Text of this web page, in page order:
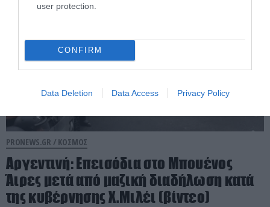
user protection.
CONFIRM
Data Deletion Data Access Privacy Policy
PRONEWS.GR / ΚΟΣΜΟΣ
Αργεντινή: Επεισόδια στο Μπουένος
Άιρες μετά από μαζική διαδήλωση κατά
της κυβέρνησης X.Μιλέι (βίντεο)